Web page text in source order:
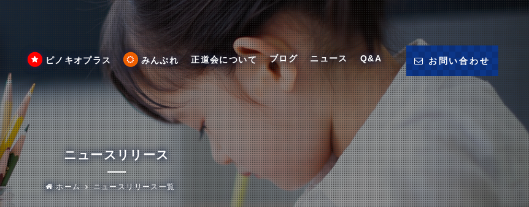
ピノキオプラス みんぷれ 正道会について ブログ ニュース Q&A お問い合わせ
ニュースリリース
ホーム ニュースリリース一覧